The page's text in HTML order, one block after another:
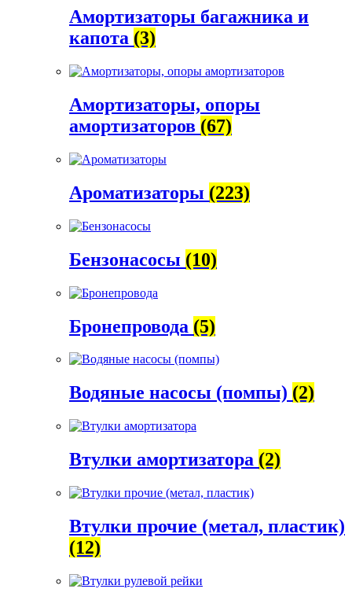
Амортизаторы багажника и
капота (3)
Амортизаторы, опоры
амортизаторов (67)
Ароматизаторы (223)
Бензонасосы (10)
Бронепровода (5)
Водяные насосы (помпы) (2)
Втулки амортизатора (2)
Втулки прочие (метал, пластик)
(12)